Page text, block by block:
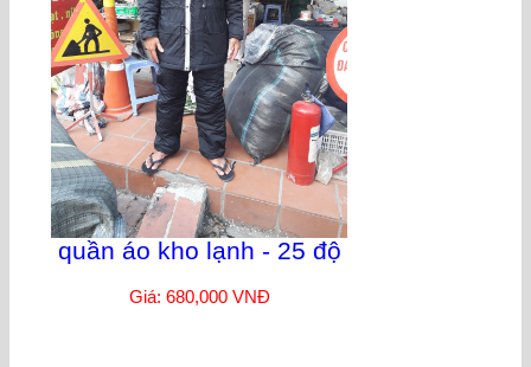
quần áo kho lạnh - 25 độ
Giá: 680,000 VNĐ